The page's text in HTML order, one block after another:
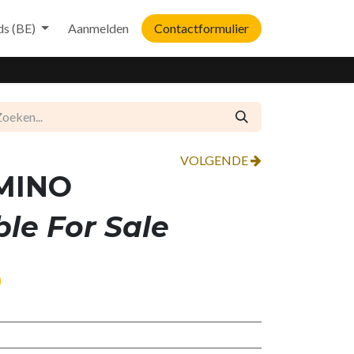
(BE) Aanmelden Contactformulier
VOLGENDE
For Sale